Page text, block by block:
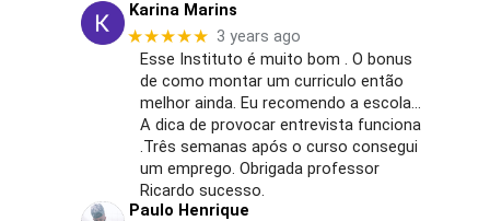
Karina Marins
★★★★★ 3 years ago
Esse Instituto é muito bom . O bonus
de como montar um curriculo então
melhor ainda. Eu recomendo a escola…
A dica de provocar entrevista funciona
.Três semanas após o curso consegui
um emprego. Obrigada professor
Ricardo sucesso.
Paulo Henrique